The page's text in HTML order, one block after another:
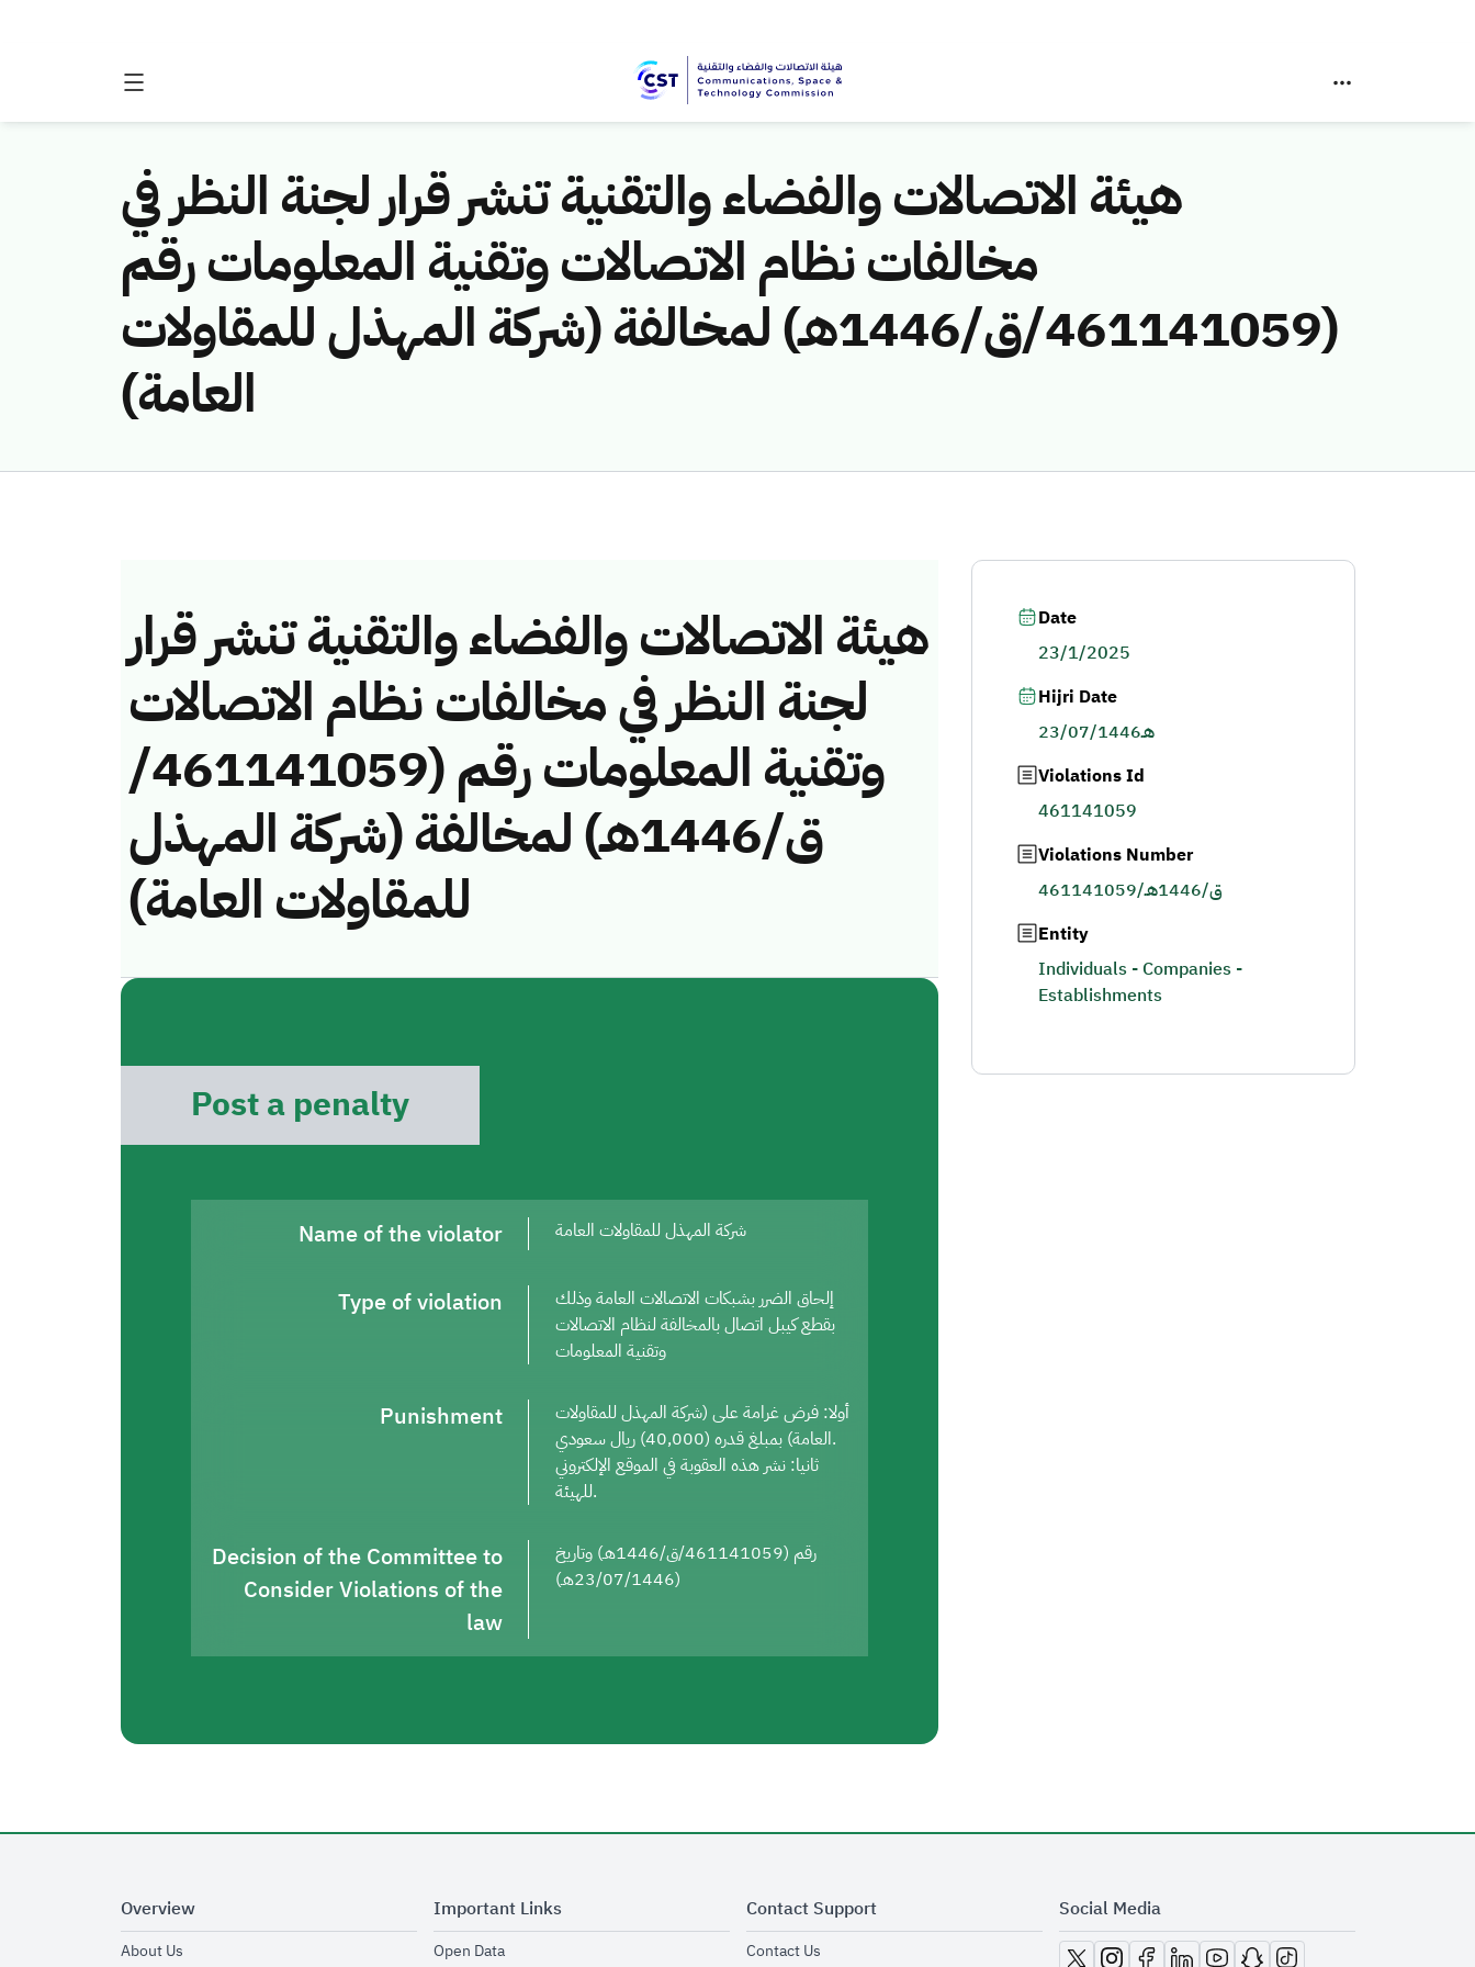
هيئة الاتصالات والفضاء والتقنية تنشر قرار لجنة النظر في
مخالفات نظام الاتصالات وتقنية المعلومات رقم
(461141059/ق/1446هـ) لمخالفة (شركة المهذل للمقاولات
العامة)
هيئة الاتصالات والفضاء والتقنية تنشر قرار
لجنة النظر في مخالفات نظام الاتصالات
وتقنية المعلومات رقم (461141059/
ق/1446هـ) لمخالفة (شركة المهذل
للمقاولات العامة)
Post a penalty
Name of the violator شركة المهذل للمقاولات العامة
Type of violation
إلحاق الضرر بشبكات الاتصالات العامة وذلك
بقطع كيبل اتصال بالمخالفة لنظام الاتصالات
وتقنية المعلومات
Punishment
أولا: فرض غرامة على (شركة المهذل للمقاولات
العامة) بمبلغ قدره (40,000) ريال سعودي.
ثانيا: نشر هذه العقوبة في الموقع الإلكتروني
للهيئة.
Decision of the Committee to
Consider Violations of the
law
رقم (461141059/ق/1446هـ) وتاريخ
(23/07/1446هـ)
Date
23/1/2025
Hijri Date
23/07/1446هـ
Violations Id
461141059
Violations Number
461141059/ق/1446هـ
Entity
Individuals - Companies -
Establishments
Overview
About Usopens in new window
Important Links
Open Dataopens in new window
Contact Support
Contact Usopens in new window
Social Media
opens in new window
opens in new window
opens in new window
opens in new window
opens in new window
opens in new window
opens in new window